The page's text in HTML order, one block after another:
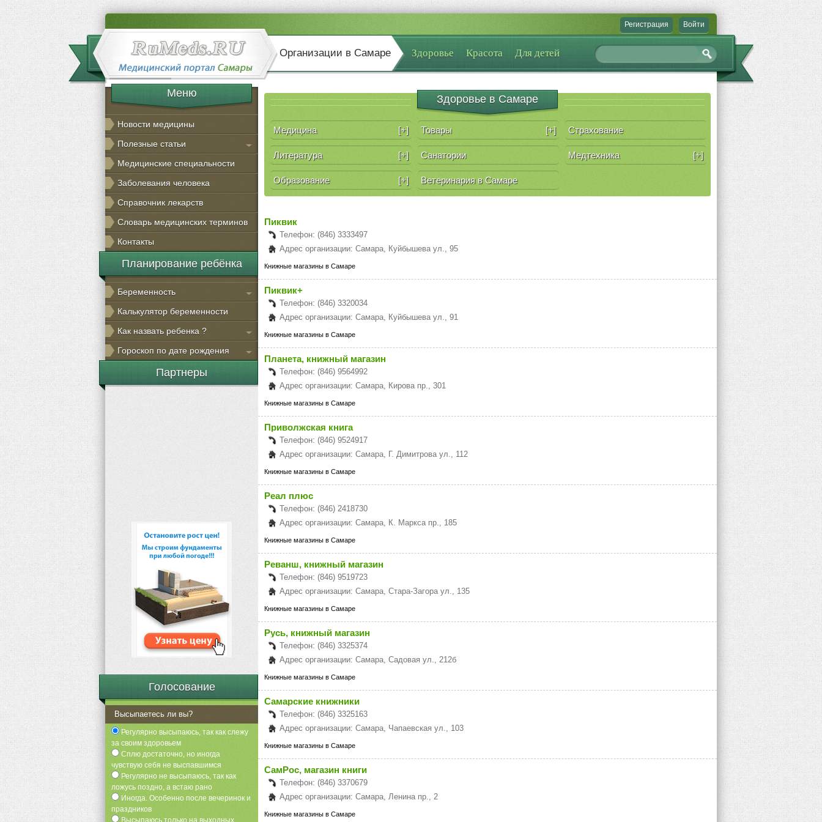
Регистрация Войти
Организации в Самаре Здоровье Красота Для детей
Меню
Новости медицины
Полезные статьи
Медицинские специальности
Заболевания человека
Справочник лекарств
Словарь медицинских терминов
Контакты
Планирование ребёнка
Беременность
Калькулятор беременности
Как назвать ребенка ?
Гороскоп по дате рождения
Партнеры
Голосование
Высыпаетесь ли вы?
Регулярно высыпаюсь, так как слежу
за своим здоровьем
Сплю достаточно, но иногда
чувствую себя не выспавшимся
Регулярно не высыпаюсь, так как
ложусь поздно, а встаю рано
Иногда. Особенно после вечеринок и
праздников
Высыпаюсь только на выходных
Здоровье в Самаре
Медицина [+] Товары [+] Страхование
Литература [+] Санатории Медтехника [+]
Образование [+] Ветеринария в Самаре
Пиквик
Телефон: (846) 3333497
Адрес организации: Самара, Куйбышева ул., 95
Книжные магазины в Самаре
Пиквик+
Телефон: (846) 3320034
Адрес организации: Самара, Куйбышева ул., 91
Книжные магазины в Самаре
Планета, книжный магазин
Телефон: (846) 9564992
Адрес организации: Самара, Кирова пр., 301
Книжные магазины в Самаре
Приволжская книга
Телефон: (846) 9524917
Адрес организации: Самара, Г. Димитрова ул., 112
Книжные магазины в Самаре
Реал плюс
Телефон: (846) 2418730
Адрес организации: Самара, К. Маркса пр., 185
Книжные магазины в Самаре
Реванш, книжный магазин
Телефон: (846) 9519723
Адрес организации: Самара, Стара-Загора ул., 135
Книжные магазины в Самаре
Русь, книжный магазин
Телефон: (846) 3325374
Адрес организации: Самара, Садовая ул., 212б
Книжные магазины в Самаре
Самарские книжники
Телефон: (846) 3325163
Адрес организации: Самара, Чапаевская ул., 103
Книжные магазины в Самаре
СамРос, магазин книги
Телефон: (846) 3370679
Адрес организации: Самара, Ленина пр., 2
Книжные магазины в Самаре